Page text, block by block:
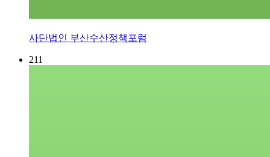
사단법인 부산수산정책포럼
211